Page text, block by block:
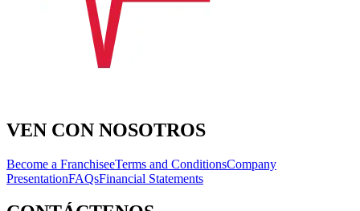
VEN CON NOSOTROS
Become a FranchiseeTerms and ConditionsCompany
PresentationFAQsFinancial Statements